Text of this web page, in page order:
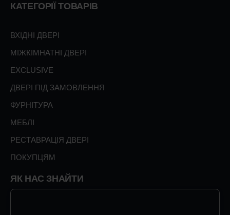
КАТЕГОРІЇ ТОВАРІВ
ВХІДНІ ДВЕРІ
МІЖКІМНАТНІ ДВЕРІ
EXCLUSIVE
ДВЕРІ ПІД ЗАМОВЛЕННЯ
ФУРНІТУРА
МЕБЛІ
РЕСТАВРАЦІЯ ДВЕРІ
ПОКУПЦЯМ
ЯК НАС ЗНАЙТИ